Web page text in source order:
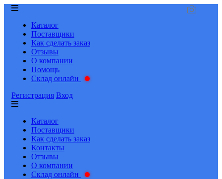
Каталог
Поставщики
Как сделать заказ
Отзывы
О компании
Помощь
Склад онлайн
Регистрация Вход
Каталог
Поставщики
Как сделать заказ
Контакты
Отзывы
О компании
Склад онлайн